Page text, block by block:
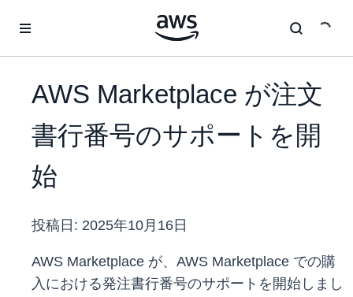
AWS Marketplace が注文
書行番号のサポートを開
始
投稿日: 2025年10月16日
AWS Marketplace が、AWS Marketplace での購
入における発注書行番号のサポートを開始しまし